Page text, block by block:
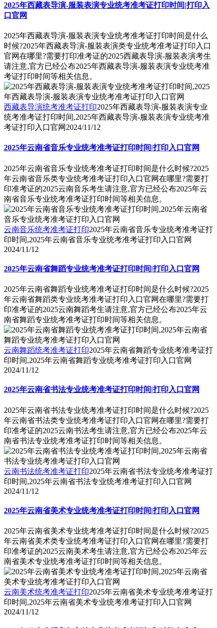
2025年西藏表导演-服装表演专业统考准考证打印时间|打印入
口官网
2025年西藏表导演-服装表演专业统考准考证打印时间是什么
时候?2025年西藏表导演-服装表演类专业统考准考证打印入口
官网在哪里?需要打印准考证的2025西藏表导演-服装表演考生
请注意,官方已经公布2025年西藏表导演-服装表演专业统考准
考证打印时间等相关信息。
西藏表导演统考准考证打印2025年西藏表导演-服装表演专业
统考准考证打印时间,2025年西藏表导演-服装表演专业统考准
考证打印入口官网 2024/11/12
2025年云南省音乐专业统考准考证打印时间|打印入口官网
2025年云南省音乐专业统考准考证打印时间是什么时候?2025
年云南省音乐类专业统考准考证打印入口官网在哪里?需要打
印准考证的2025云南音乐考生请注意,官方已经公布2025年云
南省音乐专业统考准考证打印时间等相关信息。
云南音乐统考准考证打印2025年云南省音乐专业统考准考证打
印时间,2025年云南省音乐专业统考准考证打印入口官网
2024/11/12
2025年云南省舞蹈专业统考准考证打印时间|打印入口官网
2025年云南省舞蹈专业统考准考证打印时间是什么时候?2025
年云南省舞蹈类专业统考准考证打印入口官网在哪里?需要打
印准考证的2025云南舞蹈考生请注意,官方已经公布2025年云
南省舞蹈专业统考准考证打印时间等相关信息。
云南舞蹈统考准考证打印2025年云南省舞蹈专业统考准考证打
印时间,2025年云南省舞蹈专业统考准考证打印入口官网
2024/11/12
2025年云南省书法专业统考准考证打印时间|打印入口官网
2025年云南省书法专业统考准考证打印时间是什么时候?2025
年云南省书法类专业统考准考证打印入口官网在哪里?需要打
印准考证的2025云南书法考生请注意,官方已经公布2025年云
南省书法专业统考准考证打印时间等相关信息。
云南书法统考准考证打印2025年云南省书法专业统考准考证打
印时间,2025年云南省书法专业统考准考证打印入口官网
2024/11/12
2025年云南省美术专业统考准考证打印时间|打印入口官网
2025年云南省美术专业统考准考证打印时间是什么时候?2025
年云南省美术类专业统考准考证打印入口官网在哪里?需要打
印准考证的2025云南美术考生请注意,官方已经公布2025年云
南省美术专业统考准考证打印时间等相关信息。
云南美术统考准考证打印2025年云南省美术专业统考准考证打
印时间,2025年云南省美术专业统考准考证打印入口官网
2024/11/12